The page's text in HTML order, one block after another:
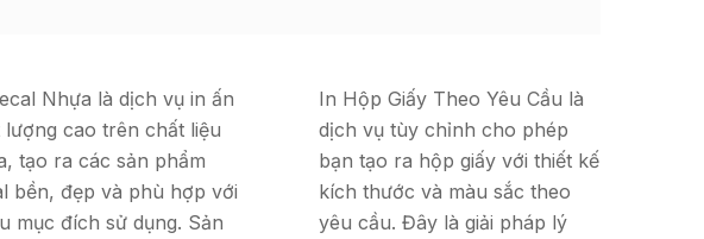
Nhựa là dịch vụ in ấn
lượng cao trên chất liệu
tạo ra các sản phẩm
bền, đẹp và phù hợp với
mục đích sử dụng. Sản
In Hộp Giấy Theo Yêu Cầu là
dịch vụ tùy chỉnh cho phép
bạn tạo ra hộp giấy với thiết kế,
kích thước và màu sắc theo
yêu cầu. Đây là giải pháp lý